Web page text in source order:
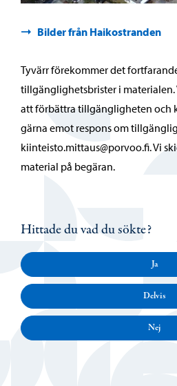
Bilder från Haikostranden
Tyvärr förekommer det
tillgänglighetsbrister i
att förbättra tillgängligheten och
gärna emot respons om
kiinteisto.mittaus@porvoo.fi. Vi
material på begäran.
Hittade du vad du sökte?
Ja
Delvis
Nej